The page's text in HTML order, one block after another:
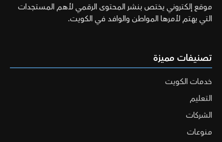
موقع إلكتروني يختص بنشر المحتوى الرقمي لأهم المستجدات
التي يهتم لأمرها المواطن والوافد في الكويت.
تصنيفات مميزة
خدمات الكويت
التعليم
الشركات
منوعات